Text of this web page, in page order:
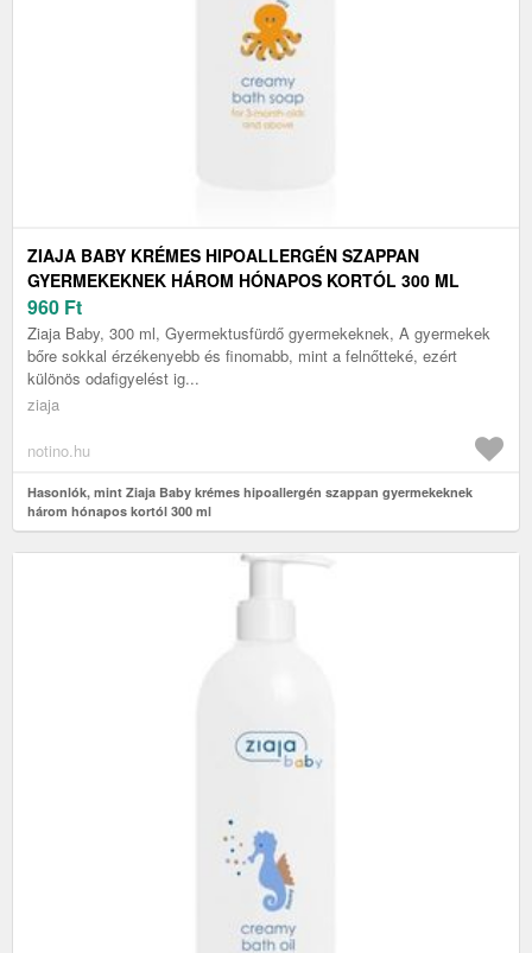
ZIAJA BABY KRÉMES HIPOALLERGÉN SZAPPAN
GYERMEKEKNEK HÁROM HÓNAPOS KORTÓL 300 ML
960 Ft
Ziaja Baby, 300 ml, Gyermektusfürdő gyermekeknek, A gyermekek
bőre sokkal érzékenyebb és finomabb, mint a felnőtteké, ezért
különös odafigyelést ig...
ziaja
notino.hu
Hasonlók, mint Ziaja Baby krémes hipoallergén szappan gyermekeknek
három hónapos kortól 300 ml